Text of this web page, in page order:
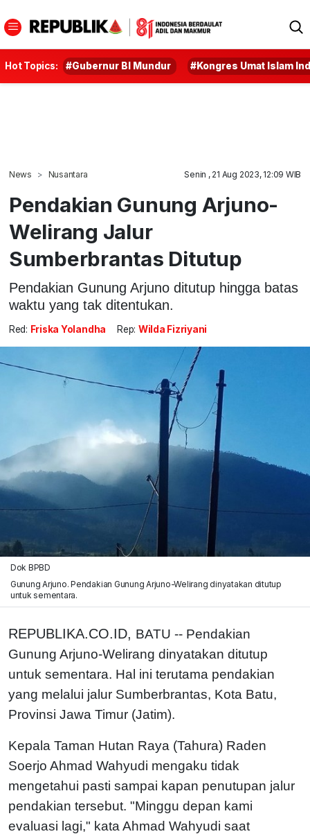
Hot Topics: #Gubernur BI Mundur #Kongres Umat Islam
News Nusantara Senin , 21 Aug 2023, 12:09 WIB
Pendakian Gunung Arjuno-
Welirang Jalur
Sumberbrantas Ditutup
Pendakian Gunung Arjuno ditutup hingga batas
waktu yang tak ditentukan.
Red: Friska Yolandha Rep: Wilda Fizriyani
Dok BPBD
Gunung Arjuno. Pendakian Gunung Arjuno-Welirang dinyatakan ditutup
untuk sementara.
REPUBLIKA.CO.ID, BATU -- Pendakian
Gunung Arjuno-Welirang dinyatakan ditutup
untuk sementara. Hal ini terutama pendakian
yang melalui jalur Sumberbrantas, Kota Batu,
Provinsi Jawa Timur (Jatim).
Kepala Taman Hutan Raya (Tahura) Raden
Soerjo Ahmad Wahyudi mengaku tidak
mengetahui pasti sampai kapan penutupan jalur
pendakian tersebut. "Minggu depan kami
evaluasi lagi," kata Ahmad Wahyudi saat